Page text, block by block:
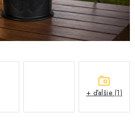
ZÁKAMENNÉ
+ ďalšie (1)